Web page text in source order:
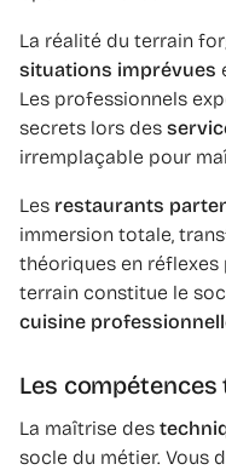
La réalité du terrain
situations imprévues
Les professionnels
secrets lors des
irremplaçable pour
Les restaurants
immersion totale,
théoriques en
terrain constitue le
cuisine
Les
La maîtrise des
socle du métier. Vous